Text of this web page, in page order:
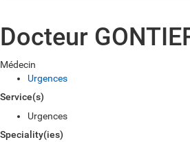
Docteur
Médecin
Urgences
Service(s)
Urgences
Speciality(ies)